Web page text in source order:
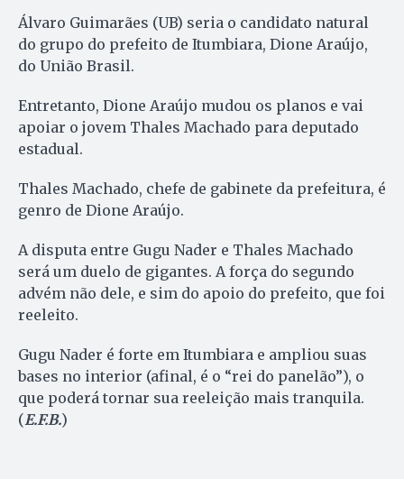
Álvaro Guimarães (UB) seria o candidato natural
do grupo do prefeito de Itumbiara, Dione Araújo,
do União Brasil.
Entretanto, Dione Araújo mudou os planos e vai
apoiar o jovem Thales Machado para deputado
estadual.
Thales Machado, chefe de gabinete da prefeitura, é
genro de Dione Araújo.
A disputa entre Gugu Nader e Thales Machado
será um duelo de gigantes. A força do segundo
advém não dele, e sim do apoio do prefeito, que foi
reeleito.
Gugu Nader é forte em Itumbiara e ampliou suas
bases no interior (afinal, é o “rei do panelão”), o
que poderá tornar sua reeleição mais tranquila.
(E.F.B.)